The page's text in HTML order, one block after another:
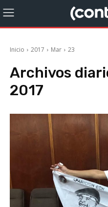
Inicio 2017 Mar 23
Archivos
2017